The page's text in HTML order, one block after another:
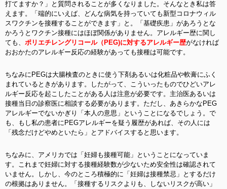
打てますか？」と質問されることが多くなりました。そんなとき私は答
えます。「端的にいえば、どんな病気を持っていても新型コロナウィル
スワクチンを接種することができます」と。「基礎疾患」があろうとな
かろうとワクチン接種にはほぼ関係がありません。アレルギー歴に関し
ても、 ポリエチレングリコール（PEG)に対するアレルギー歴がなければ
おおかたのアレルギー反応の経験があっても接種は可能です。
ちなみにPEGは大腸検査のときに使う下剤あるいは化粧品や軟膏にふく
まれているときがあります。したがって、こういったものでひどいアレ
ルギー反応を起こしたことがある人は注意が必要です。主治医あるいは
接種当日の診察医に相談する必要があります。ただし、あきらかなPEG
アレルギーでないかぎり「本人の意思」ということになるでしょう。で
も、もし私の患者にPEGアレルギーを疑う履歴があれば、その人には
「残念だけどやめといたら」とアドバイスすると思います。
ちなみに、アメリカでは「妊婦も接種可能」ということになっていま
す。これまで妊婦に対する接種経験数が少ないため安全性は確認されて
いません。しかし、今のところ積極的に「妊婦は接種禁忌」とするだけ
の根拠はありません。「接種するリスクよりも、しないリスクが高い」